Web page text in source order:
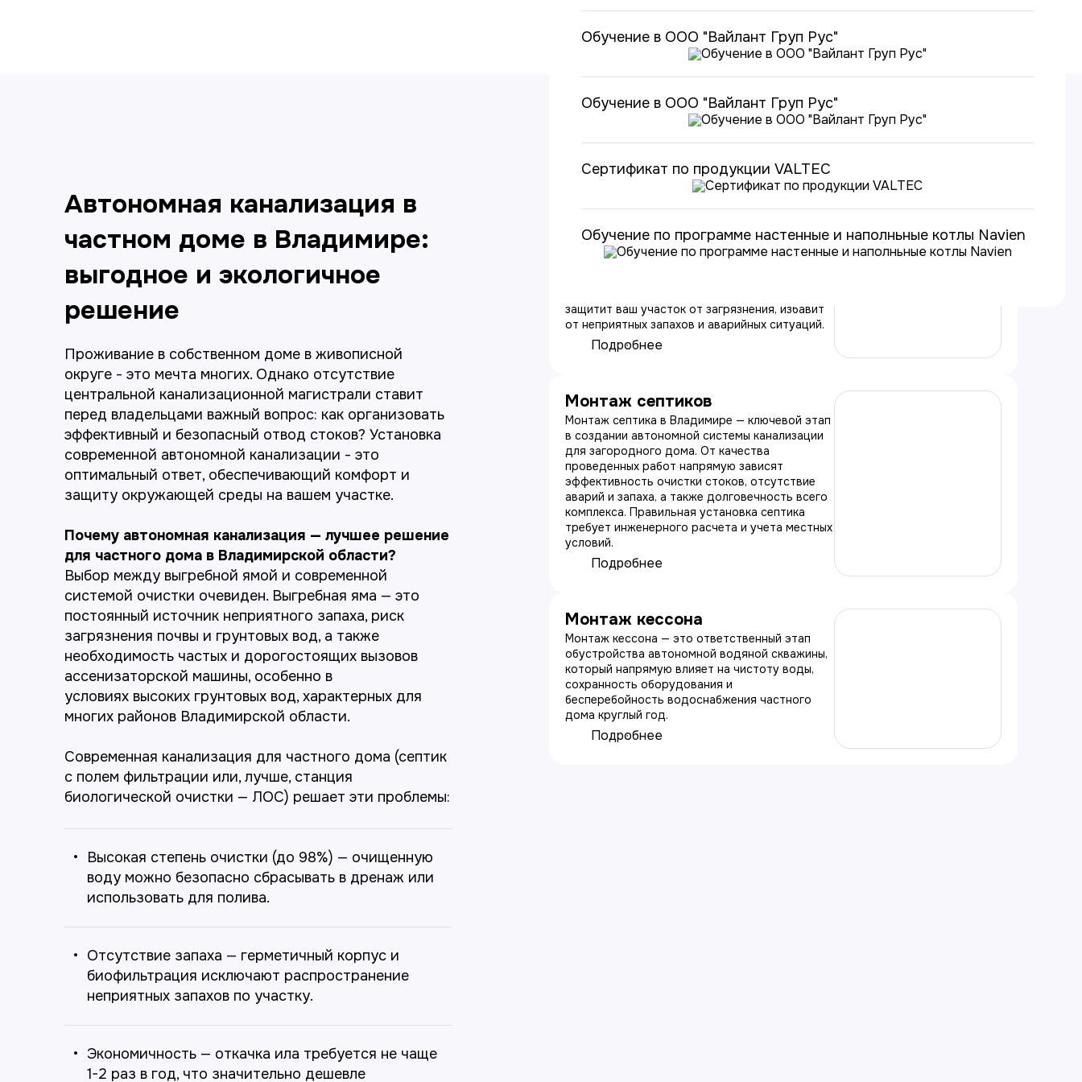
Автономная канализация в
частном доме в Владимире:
выгодное и экологичное
решение
Проживание в собственном доме в живописной
округе - это мечта многих. Однако отсутствие
центральной канализационной магистрали ставит
перед владельцами важный вопрос: как организовать
эффективный и безопасный отвод стоков? Установка
современной автономной канализации - это
оптимальный ответ, обеспечивающий комфорт и
защиту окружающей среды на вашем участке.
Почему автономная канализация — лучшее решение
для частного дома в Владимирской области?
Выбор между выгребной ямой и современной
системой очистки очевиден. Выгребная яма — это
постоянный источник неприятного запаха, риск
загрязнения почвы и грунтовых вод, а также
необходимость частых и дорогостоящих вызовов
ассенизаторской машины, особенно в
условиях высоких грунтовых вод, характерных для
многих районов Владимирской области.
Современная канализация для частного дома (септик
с полем фильтрации или, лучше, станция
биологической очистки — ЛОС) решает эти проблемы:
Высокая степень очистки (до 98%) — очищенную
воду можно безопасно сбрасывать в дренаж или
использовать для полива.
Отсутствие запаха — герметичный корпус и
биофильтрация исключают распространение
неприятных запахов по участку.
Экономичность — откачка ила требуется не чаще
1-2 раз в год, что значительно дешевле
Монтаж канализации
Монтаж канализации в частном доме — это
важнейший этап создания комфортной и
безопасной загородной жизни. Правильно
защитит ваш участок от загрязнения, избавит
от неприятных запахов и аварийных ситуаций.
Подробнее
Монтаж септиков
Монтаж септика в Владимире — ключевой этап
в создании автономной системы канализации
для загородного дома. От качества
проведенных работ напрямую зависят
эффективность очистки стоков, отсутствие
аварий и запаха, а также долговечность всего
комплекса. Правильная установка септика
требует инженерного расчета и учета местных
условий.
Подробнее
Монтаж кессона
Монтаж кессона — это ответственный этап
обустройства автономной водяной скважины,
который напрямую влияет на чистоту воды,
сохранность оборудования и
бесперебойность водоснабжения частного
дома круглый год.
Подробнее
Обучение в ООО "Вайлант Груп Рус"
Обучение в ООО "Вайлант Груп Рус"
Сертификат по продукции VALTEC
Обучение по программе настенные и наполньные котлы Navien